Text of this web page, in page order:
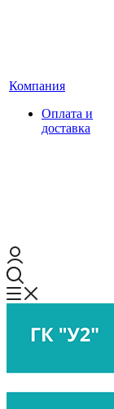
Компания
Оплата и
доставка